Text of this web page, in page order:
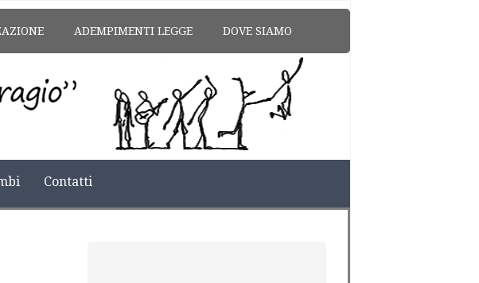
ADEMPIMENTI LEGGE DOVE SIAMO
Contatti